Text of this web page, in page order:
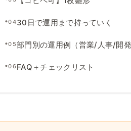
•0430日で運用まで持っていく
•05部門別の運用例（営業/ 人事/開発
•06FAQ＋チェックリスト